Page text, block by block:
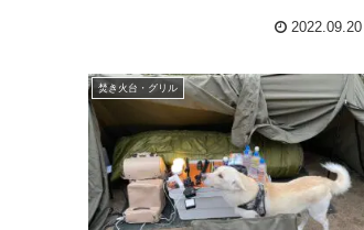
2022.09.20
焚き火台・グリル